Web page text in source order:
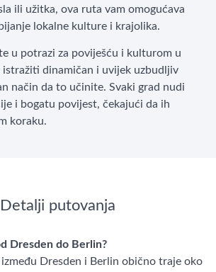
ili užitka, ova ruta vam omogućava
lokalne kulture i krajolika.
u potrazi za poviješću i kulturom u
istražiti dinamičan i uvijek uzbudljiv
način da to učinite. Svaki grad nudi
i bogatu povijest, čekajući da ih
koraku.
Detalji putovanja
Dresden do Berlin?
Dresden i Berlin obično traje oko